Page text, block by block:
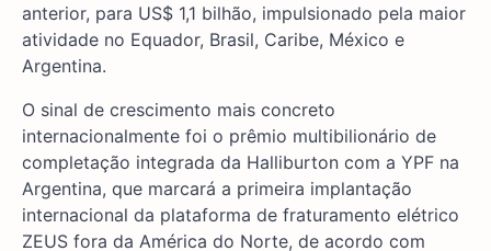
anterior, para US$ 1,1 bilhão, impulsionado pela maior
atividade no Equador, Brasil, Caribe, México e
Argentina.
O sinal de crescimento mais concreto
internacionalmente foi o prêmio multibilionário de
completação integrada da Halliburton com a YPF na
Argentina, que marcará a primeira implantação
internacional da plataforma de fraturamento elétrico
ZEUS fora da América do Norte, de acordo com